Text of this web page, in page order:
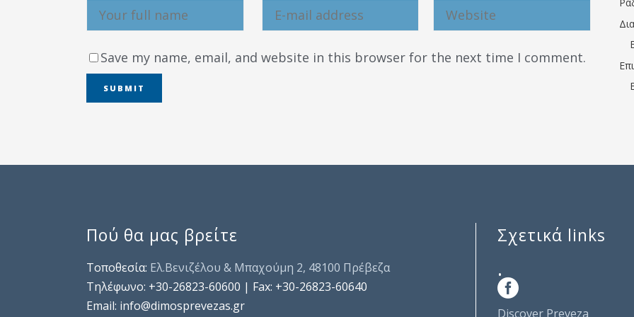
Save my name, email, and website in this browser for the next time I comment.
Πού θα μας βρείτε
Τοποθεσία: Ελ.Βενιζέλου & Μπαχούμη 2, 48100 Πρέβεζα
Τηλέφωνo: +30-26823-60600 | Fax: +30-26823-60640
Email: info@dimosprevezas.gr
Σχετικά links
.
Discover Preveza